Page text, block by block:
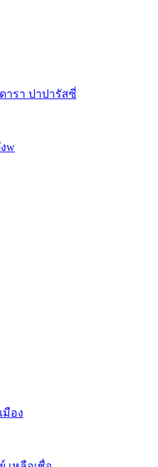
ารา ปาปารัสซี่
w
มือง